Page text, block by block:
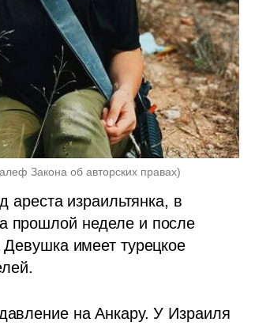
Закона об авторских правах)
израильтянка, в
неделе и после
имеет турецкое
на Анкару. У Израиля